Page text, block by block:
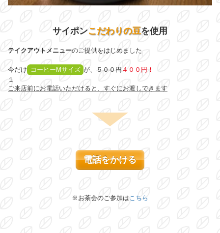
サイポンこだわりの豆を使用
テイクアウトメニューのご提供をはじめました
今だけ コーヒーMサイズ が、５００円 ４００円！
１
ご来店前にお電話いただけると、すぐにお渡しできます
電話をかける
※お茶会のご参加はこちら